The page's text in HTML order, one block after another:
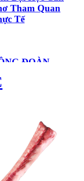
LÀM BÒ
LÚC LẮC
TẮC
Tham Quan
Tế
ĐOÀN
ỨNG HỘI
" Sếp Nhí " Rộn
Đón Tết Thiếu
Tại Pacow 2026